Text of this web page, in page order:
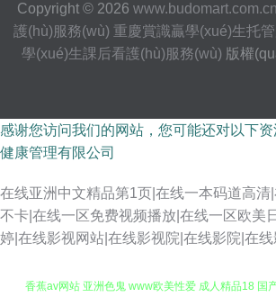
Copyright © 2026 www.budomart.com.cn
護(hù)服務(wù) 重慶賞識贏學(xué)生托
學(xué)生課后看護(hù)服務(wù) 版權
感谢您访问我们的网站，您可能还对以下
健康管理有限公司
在线亚洲中文精品第1页|在线一本码道高清
不卡|在线一区免费视频播放|在线一区欧美
婷|在线影视网站|在线影视院|在线影院|在